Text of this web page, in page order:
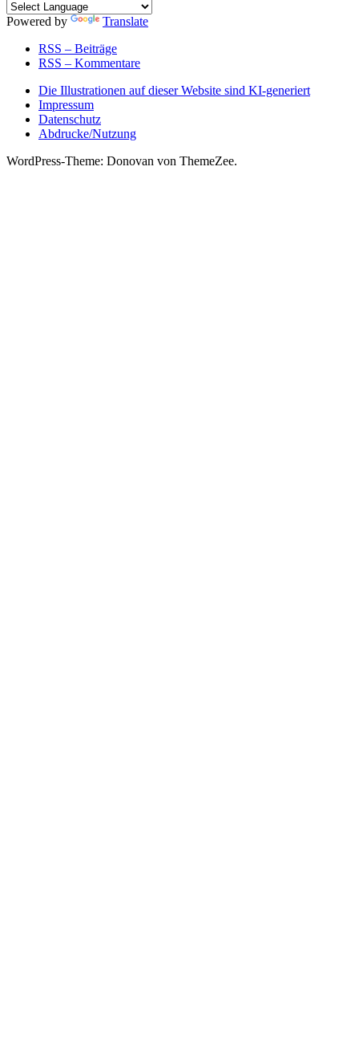
Powered by
Translate
RSS – Beiträge
RSS – Kommentare
Die Illustrationen auf dieser Website sind KI-generiert
Impressum
Datenschutz
Abdrucke/Nutzung
WordPress-Theme: Donovan von ThemeZee.